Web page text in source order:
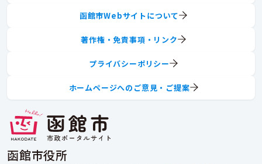
函館市役所
函館市Webサイトについて
著作権・免責事項・リンク
プライバシーポリシー
ホームページへのご意見・ご提案